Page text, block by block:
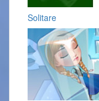
Solitare